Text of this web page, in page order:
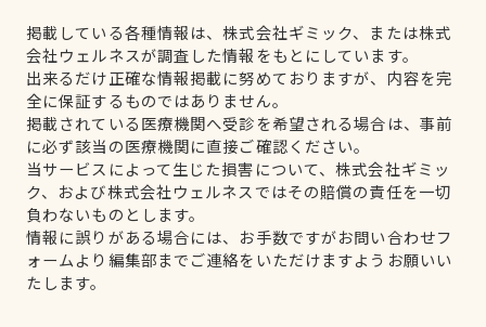
掲載している各種情報は、株式会社ギミック、または株式
会社ウェルネスが調査した情報をもとにしています。
出来るだけ正確な情報掲載に努めておりますが、内容を完
全に保証するものではありません。
掲載されている医療機関へ受診を希望される場合は、事前
に必ず該当の医療機関に直接ご確認ください。
当サービスによって生じた損害について、株式会社ギミッ
ク、および株式会社ウェルネスではその賠償の責任を一切
負わないものとします。
情報に誤りがある場合には、お手数ですがお問い合わせフ
ォームより編集部までご連絡をいただけますようお願いい
たします。